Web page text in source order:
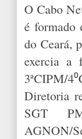
O Cabo
é formado
do Ceará,
exercia a
3ªCIPM/
Diretoria
SGT
AGNON/